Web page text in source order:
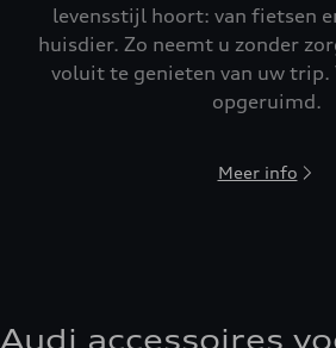
levensstijl hoort: van fietsen
huisdier. Zo neemt u zonder
voluit te genieten van uw trip.
opgeruimd.
Meer info
Audi accessoires